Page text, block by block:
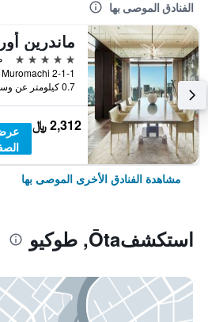
الفنادق الموصى بها
5 نجوم
0.7 كيلومتر عن وسط المدينة
2,312 ﷼
مشاهدة الفنادق الأخرى الموصى بها
استكشفŌta, طوكيو